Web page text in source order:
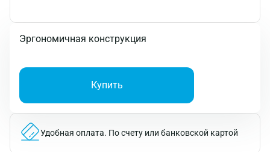
Эргономичная конструкция
Купить
Удобная оплата. По счету или банковской картой